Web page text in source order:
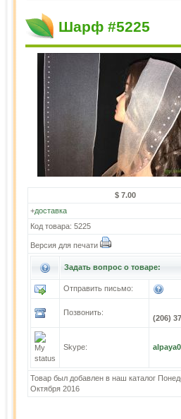
Шарф #5225
$ 7.00
+доставка
Код товара: 5225
Версия для печати
Задать вопрос о товаре:
Отправить письмо:
Позвонить:
(206)
Skype:
Товар был добавлен в наш каталог
Октября 2016